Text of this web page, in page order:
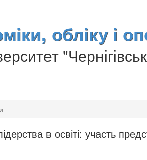
обліку і
в освіті: участь